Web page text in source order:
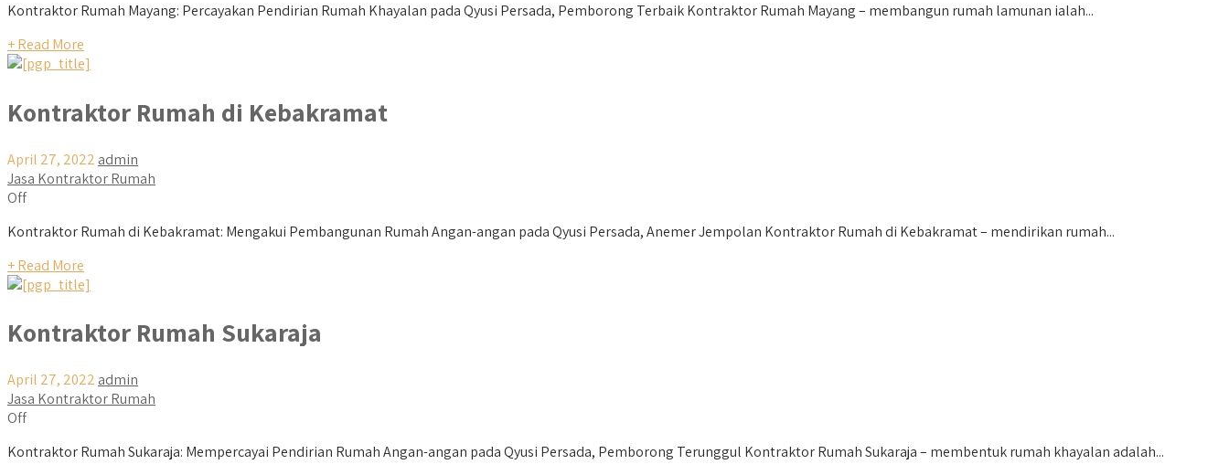
Kontraktor Rumah Mayang: Percayakan Pendirian Rumah Khayalan pada Qyusi Persada, Pemborong Terbaik Kontraktor Rumah Mayang – membangun rumah lamunan ialah...
+ Read More
Kontraktor Rumah di Kebakramat
April 27, 2022 admin
Jasa Kontraktor Rumah
Off
Kontraktor Rumah di Kebakramat: Mengakui Pembangunan Rumah Angan-angan pada Qyusi Persada, Anemer Jempolan Kontraktor Rumah di Kebakramat – mendirikan rumah...
+ Read More
Kontraktor Rumah Sukaraja
April 27, 2022 admin
Jasa Kontraktor Rumah
Off
Kontraktor Rumah Sukaraja: Mempercayai Pendirian Rumah Angan-angan pada Qyusi Persada, Pemborong Terunggul Kontraktor Rumah Sukaraja – membentuk rumah khayalan adalah...